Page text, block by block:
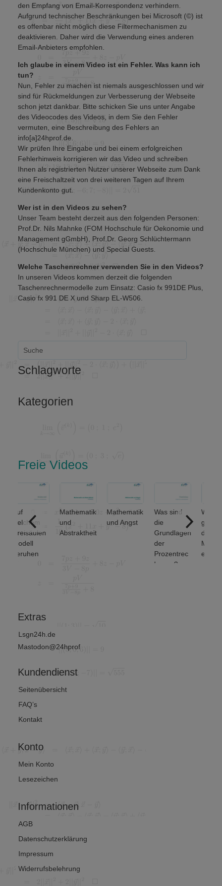
den Empfang von Email-Korrespondenz verhindern.
Aufgrund technischer Beschränkungen bei Microsoft (©) ist
es offenbar nicht möglich diese Filtermechanismen zu
deaktivieren. Daher wird die Verwendung eines anderen
Email-Anbieters empfohlen.
Ich glaube in einem Video ist ein Fehler. Was kann ich
tun?
Nun, Fehler zu machen ist niemals ausgeschlossen und wir
sind für Rückmeldungen zur Verbesserung der Webseite
schon jetzt dankbar. Bitte schicken Sie uns unter Angabe
des Videocodes des Videos, in dem Sie den Fehler
vermuten, eine Beschreibung des Fehlers an
info[a]24hprof.de.
Wir prüfen Ihre Eingabe und bei einem erfolgreichen
Fehlerhinweis korrigieren wir das Video und schreiben
Ihnen als registrierten Nutzer unserer Webseite zum Dank
eine Freischaltzeit von drei weiteren Tagen auf Ihrem
Kundenkonto gut.
Wer ist in den Videos zu sehen?
Unser Team besteht derzeit aus den folgenden Personen:
Prof.Dr. Nils Mahnke (FOM Hochschule für Oekonomie und
Management gGmbH), Prof.Dr. Georg Schlüchtermann
(Hochschule München) und Special Guests.
Welche Taschenrechner verwenden Sie in den Videos?
In unseren Videos kommen derzeit die folgenden
Taschenrechnermodelle zum Einsatz: Casio fx 991DE Plus,
Casio fx 991 DE X und Sharp EL-W506.
Schlagworte
Kategorien
Freie Videos
Mathematik
Abstraktheit
Mathematik
und Angst
Was sind
Grundlagen
Prozentrec
hnung?
Welche
grundlegen
den
Mengenop
erationen
Extras
Lsgn24h.de
Mastodon@24hprof
Kundendienst
Seitenübersicht
FAQ’s
Kontakt
Konto
Mein Konto
Lesezeichen
Informationen
AGB
Datenschutzerklärung
Impressum
Widerrufsbelehrung